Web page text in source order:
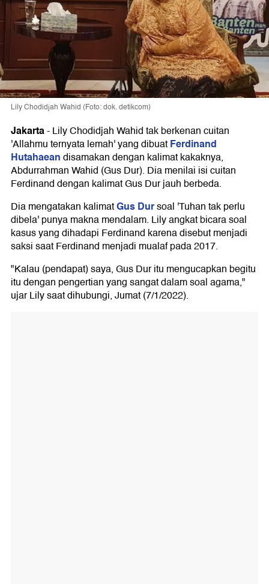
Lily Chodidjah Wahid (Foto: dok. detikcom)
Jakarta-Lily Chodidjah Wahid tak berkenan cuitan
'Allahmu ternyata lemah' yang dibuatFerdinand
Hutahaeandisamakan dengan kalimat kakaknya,
Abdurrahman Wahid (Gus Dur). Dia menilai isi cuitan
Ferdinand dengan kalimat Gus Dur jauh berbeda.
Dia mengatakan kalimatGus Dursoal 'Tuhan tak perlu
dibela' punya makna mendalam. Lily angkat bicara soal
kasus yang dihadapi Ferdinand karena disebut menjadi
saksi saat Ferdinand menjadi mualaf pada 2017.
"Kalau (pendapat) saya, Gus Dur itu mengucapkan begitu
itu dengan pengertian yang sangat dalam soal agama,"
ujar Lily saat dihubungi, Jumat (7/1/2022).